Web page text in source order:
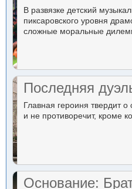
В развязке детский
пиксаровского уровня
сложные моральные
Последняя
Главная героиня твердит
и не противоречит, кроме
Основание: